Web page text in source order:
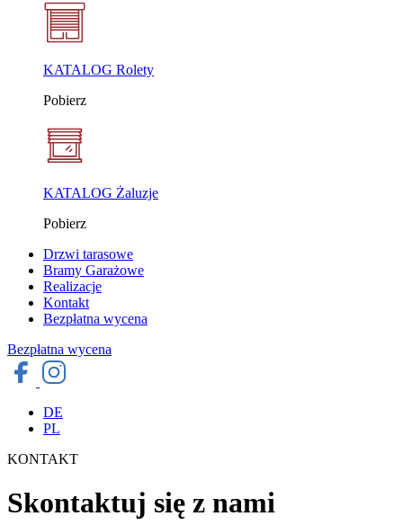
KATALOG Rolety
Pobierz
KATALOG Żaluzje
Pobierz
Drzwi tarasowe
Bramy Garażowe
Realizacje
Kontakt
Bezpłatna wycena
Bezpłatna wycena
DE
PL
KONTAKT
Skontaktuj się z nami